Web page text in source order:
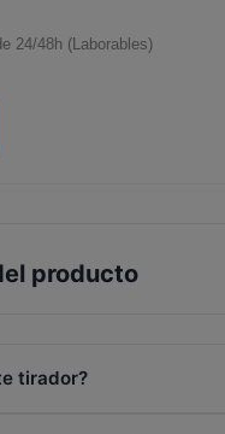
24/48h (Laborables)
producto
tirador?